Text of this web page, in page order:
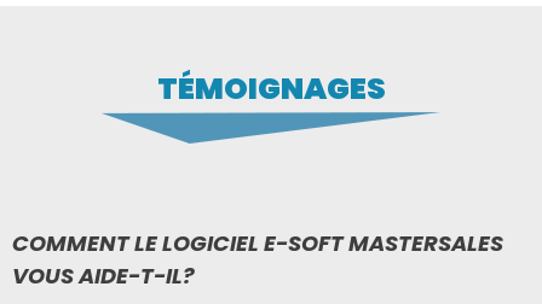
TÉMOIGNAGES
COMMENT LE LOGICIEL E-SOFT MASTERSALES
VOUS AIDE-T-IL?